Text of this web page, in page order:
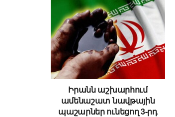
Իրանն աշխարհում
ամենաշատ նավթային
պաշարներ ունեցող 3-րդ